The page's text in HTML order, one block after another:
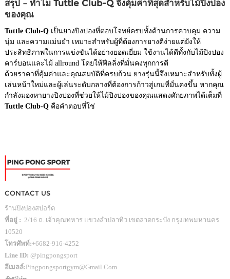
สรุป – ทำไม Tuttle Club-Q จึงคุ้มค่าที่สุดสำหรับไม้ปิงปอง
ของคุณ
Tuttle Club-Q เป็นยางปิงปองที่ตอบโจทย์ครบทั้งด้านการควบคุม ความ
นุ่ม และความแม่นยำ เหมาะสำหรับผู้ที่ต้องการยางตีง่ายแต่ยังให้
ประสิทธิภาพในการแข่งขันได้อย่างยอดเยี่ยม ใช้งานได้ดีทั้งกับไม้ปิงปอง
คาร์บอนและไม้ allround โดยให้ฟีลลิ่งที่มั่นคงทุกการตี
ด้วยราคาที่คุ้มค่าและคุณสมบัติที่ครบถ้วน ยางรุ่นนี้จึงเหมาะสำหรับทั้งผู้
เล่นหน้าใหม่และผู้เล่นระดับกลางที่ต้องการก้าวสู่เกมที่มั่นคงขึ้น หากคุณ
กำลังมองหายางปิงปองที่ช่วยให้ไม้ปิงปองของคุณแสดงศักยภาพได้เต็มที่
Tuttle Club-Q คือคำตอบที่ใช่
CONTACT US
ร้านปิงปองสปอร์ต
ที่อยู่ : 2/16 ถ. เจ้าคุณทหาร แขวงลำปลาทิว เขตลาดกระบัง กรุงเทพมหานคร
10520
โทรศัพท์:+6682-916-4252
Line ID: @pingpongsport
อีเมลล์:Pingpongsportgym@gmail.com